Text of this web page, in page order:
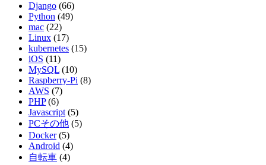
Django (66)
Python (49)
mac (22)
Linux (17)
kubernetes (15)
iOS (11)
MySQL (10)
Raspberry-Pi (8)
AWS (7)
PHP (6)
Javascript (5)
PCその他 (5)
Docker (5)
Android (4)
自転車 (4)